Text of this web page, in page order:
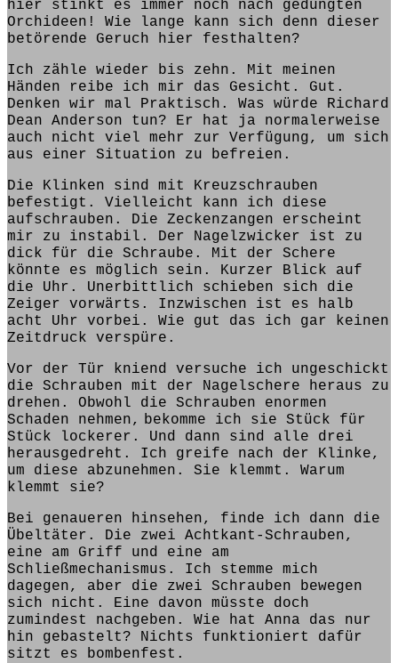
hier stinkt es immer noch nach gedüngten
Orchideen! Wie lange kann sich denn dieser
betörende Geruch hier festhalten?
Ich zähle wieder bis zehn. Mit meinen
Händen reibe ich mir das Gesicht. Gut.
Denken wir mal Praktisch. Was würde Richard
Dean Anderson tun? Er hat ja normalerweise
auch nicht viel mehr zur Verfügung, um sich
aus einer Situation zu befreien .
Die Klinken sind mit Kreuzschrauben
befestigt. Vielleicht kann ich diese
aufschrauben. Die Zeckenzangen erscheint
mir zu instabil. Der Nagelzwicker ist
zu
dick für die Schraube. Mit der Schere
könnte es möglich sein. Kurzer Blick auf
die Uhr. Unerbittlich schieben sich die
Zeiger vorwärts . Inzwischen ist es halb
acht Uhr vorbei. Wie gut das ich gar keinen
Zeitdruck verspüre .
Vor der Tür kniend versuche ich ungeschickt
die Schrauben mit der Nagelschere heraus zu
drehen. Obwohl die Schrauben enormen
Schaden nehmen, bekomme ich sie Stück für
Stück lockerer. Und dann sind alle drei
herausgedreht. Ich greife nach der Klinke,
um diese abzunehmen. Sie klemmt. Warum
klemmt sie?
Bei genaueren hinsehen, finde ich dann die
Übeltäter. Die zwei Achtkant-Schrauben,
eine am Griff und eine am
Schließmechanismus. Ich stemme mich
dagegen, aber die zwei Schrauben bewegen
sich nicht. Eine davon müsste doch
zumindest nachgeben. Wie hat Anna das nur
hin gebastelt? Nichts funktioniert dafür
sitzt es bombenfest.